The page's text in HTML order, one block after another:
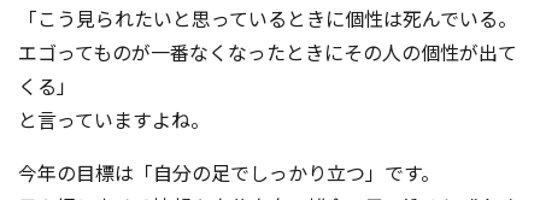
「こう見られたいと思っているときに個性は死んでいる。
エゴってものが一番なくなったときにその人の個性が出て
くる」
と言っていますよね。
今年の目標は「自分の足でしっかり立つ」です。